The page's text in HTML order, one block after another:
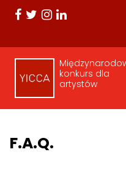
konkurs dla
artystów
F.A.Q.